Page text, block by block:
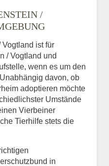
/
ist für
/ Vogtland und
wenn es um den
davon, ob
adoptieren möchte
Umstände
Vierbeiner
Tierhilfe stets die
in